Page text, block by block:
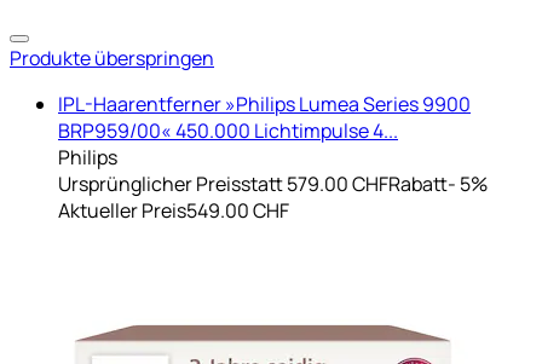
Produkte überspringen
IPL-Haarentferner »Philips Lumea Series 9900
BRP959/00« 450.000 Lichtimpulse 4...
Philips
Ursprünglicher Preisstatt 579.00 CHFRabatt- 5%
Aktueller Preis549.00 CHF